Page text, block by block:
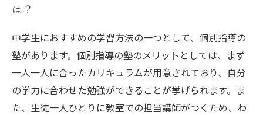
は？
中学生におすすめの学習方法の一つとして、個別指導の
塾があります。個別指導の塾のメリットとしては、まず
一人一人に合ったカリキュラムが用意されており、自分
の学力に合わせた勉強ができることが挙げられます。ま
た、生徒一人ひとりに教室での担当講師がつくため、わ